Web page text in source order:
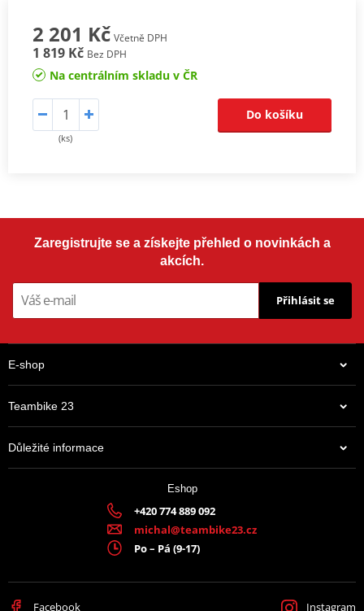
2 201 Kč Včetně DPH
1 819 Kč Bez DPH
Na centrálním skladu v ČR
(ks)
Do košíku
Zaregistrujte se a získejte přehled o novinkách a
akcích.
Přihlásit se
E-shop
Teambike 23
Důležité informace
Eshop
+420 774 889 092
michal@teambike23.cz
Po – Pá (9-17)
Facebook Instagram